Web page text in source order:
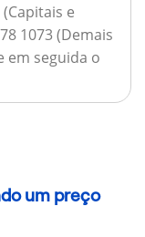
e
1073 (Demais
em seguida o
um preço